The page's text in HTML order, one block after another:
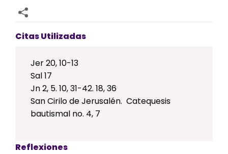
Citas Utilizadas
Jer 20, 10-13
Sal 17
Jn 2, 5. 10, 31-42. 18, 36
San Cirilo de Jerusalén. Catequesis
bautismal no. 4, 7
Reflexiones